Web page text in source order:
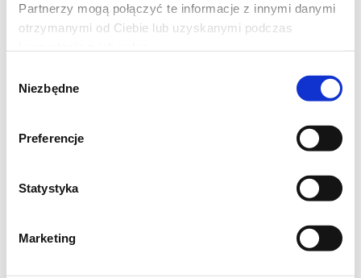
Partnerzy mogą połączyć te informacje z innymi danymi
otrzymanymi od Ciebie lub uzyskanymi podczas
zgody
Niezbędne
Preferencje
Statystyka
Marketing